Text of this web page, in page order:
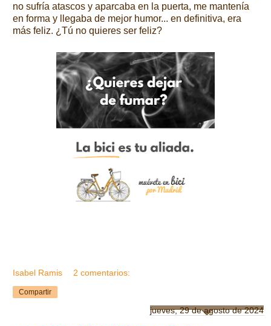
no sufría atascos y aparcaba en la puerta, me mantenía
en forma y llegaba de mejor humor... en definitiva, era
más feliz. ¿Tú no quieres ser feliz?
Isabel Ramis 2 comentarios:
Compartir
jueves, 29 de agosto de 2024